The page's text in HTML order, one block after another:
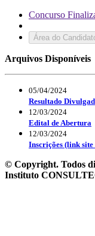
Concurso
Área do
Arquivos Disponíveis
05/04/2024
Resultado
12/03/2024
Edital de Abertura
12/03/2024
Inscrições (link
© Copyright. Todos
Instituto